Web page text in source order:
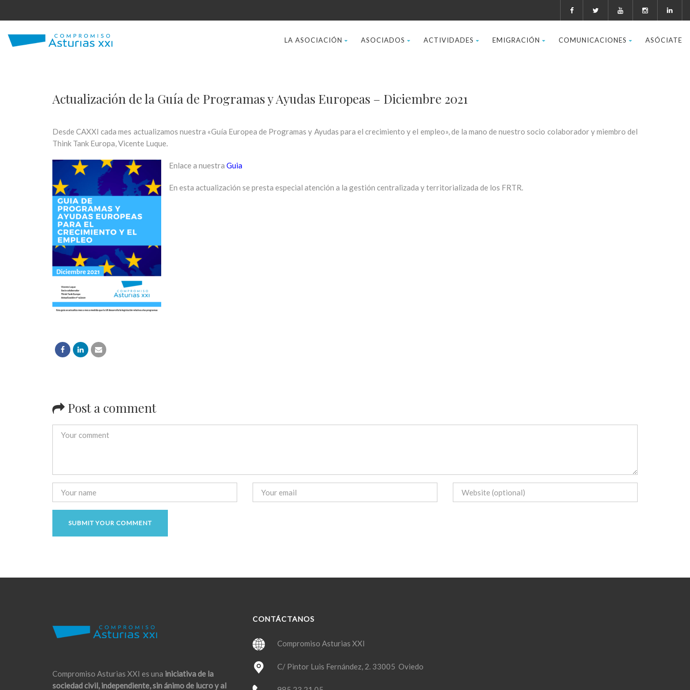
LA ASOCIACIÓN ASOCIADOS ACTIVIDADES EMIGRACIÓN COMUNICACIONES ASÓCIATE
Actualización de la Guía de Programas y Ayudas Europeas – Diciembre 2021
Desde CAXXI cada mes actualizamos nuestra «Guía Europea de Programas y Ayudas para el crecimiento y el empleo», de la mano de nuestro socio colaborador y miembro del
Think Tank Europa, Vicente Luque.
Enlace a nuestra Guia
En esta actualización se presta especial atención a la gestión centralizada y territorializada de los FRTR.
Post a comment
Compromiso Asturias XXI es una iniciativa de la
sociedad civil, independiente, sin ánimo de lucro y al
CONTÁCTANOS
Compromiso Asturias XXI
C/ Pintor Luis Fernández, 2. 33005 Oviedo